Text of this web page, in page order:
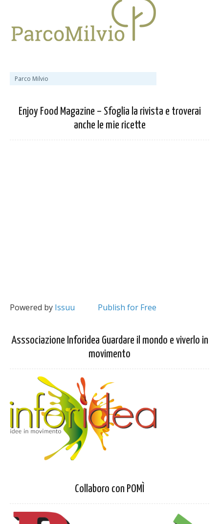
Parco Milvio
Enjoy Food Magazine – Sfoglia la rivista e troverai
anche le mie ricette
Powered by Issuu Publish for Free
Asssociazione Inforidea Guardare il mondo e viverlo in
movimento
Collaboro con POMÌ